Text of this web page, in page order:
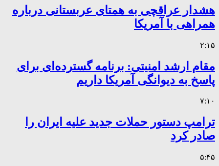
هشدار عراقچی به همتای عربستانی درباره
همراهی با آمریکا
۲:۱۵
مقام ارشد امنیتی: برنامه گسترده‌ای برای
پاسخ به دیوانگی آمریکا داریم
۷:۱۰
ترامپ دستور حملات جدید علیه ایران را
صادر کرد
۵:۴۵